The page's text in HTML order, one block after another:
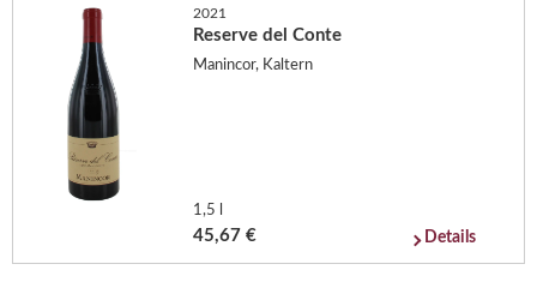
2021
Reserve del Conte
Manincor, Kaltern
1,5 l
45,67 € Details